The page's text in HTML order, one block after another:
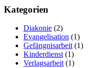
Kategorien
Diakonie (2)
Evangelisation (1)
Gefängnisarbeit(1)
Kinderdienst(1)
Verlagsarbeit(1)